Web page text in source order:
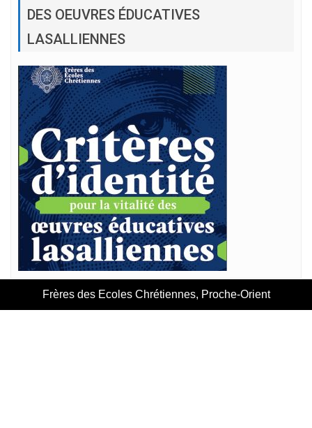
DES OEUVRES ÉDUCATIVES
LASALLIENNES
Frères des Ecoles Chrétiennes, Proche-Orient